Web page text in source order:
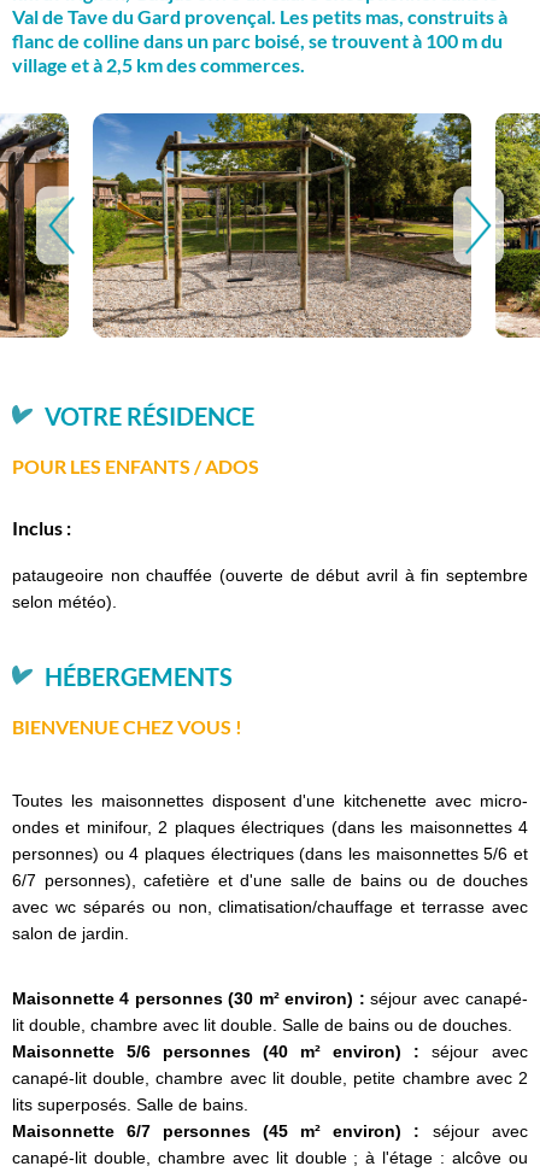
Val de Tave du Gard provençal. Les petits mas, construits à
flanc de colline dans un parc boisé, se trouvent à 100 m du
village et à 2,5 km des commerces.
VOTRE RÉSIDENCE
POUR LES ENFANTS / ADOS
Inclus :
pataugeoire non chauffée (ouverte de début avril à fin septembre
selon météo).
HÉBERGEMENTS
BIENVENUE CHEZ VOUS !
Toutes les maisonnettes disposent d'une kitchenette avec micro-
ondes et minifour, 2 plaques électriques (dans les maisonnettes 4
personnes) ou 4 plaques électriques (dans les maisonnettes 5/6 et
6/7 personnes), cafetière et d'une salle de bains ou de douches
avec wc séparés ou non, climatisation/chauffage et terrasse avec
salon de jardin.
Maisonnette 4 personnes (30 m² environ) : séjour avec canapé-
lit double, chambre avec lit double. Salle de bains ou de douches.
Maisonnette 5/6 personnes (40 m² environ) : séjour avec
canapé-lit double, chambre avec lit double, petite chambre avec 2
lits superposés. Salle de bains.
Maisonnette 6/7 personnes (45 m² environ) : séjour avec
canapé-lit double, chambre avec lit double ; à l'étage : alcôve ou